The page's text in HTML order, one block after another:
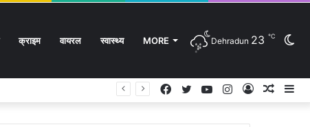
क्राइम वायरल स्वास्थ्य MORE Dehradun 23 ℃
Log
Instagram
YouTube
Twitter
Facebook